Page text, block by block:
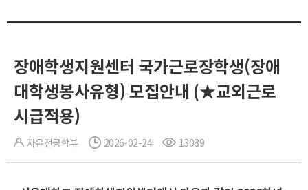
장애학생지원센터 국가근로장학생(장애
대학생봉사유형) 모집안내 (★교외근로
시급적용)
자유전공학부 2026-02-24 13089